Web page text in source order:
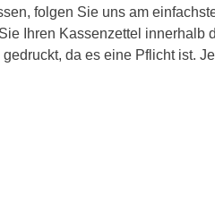
folgen Sie uns am
Ihren Kassenzettel
da es eine Pflicht ist.